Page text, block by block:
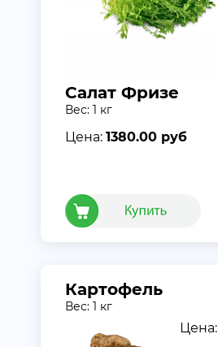
Салат Фризе
Вес: 1 кг
Цена: 1380.00 руб
Картофель
Вес: 1 кг
Цена: